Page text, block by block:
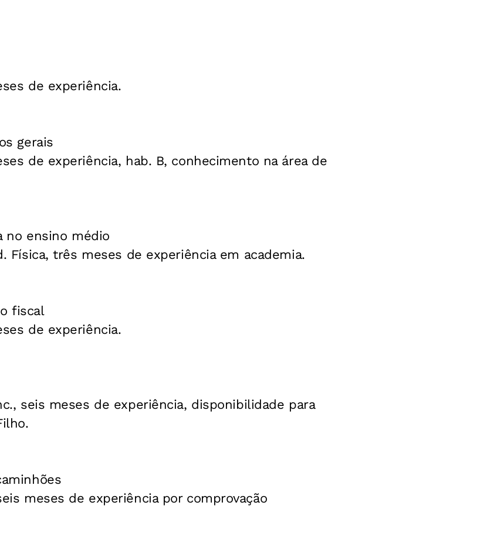
de experiência.
gerais
de experiência, hab. B, conhecimento na área de
no ensino médio
Física, três meses de experiência em academia.
fiscal
de experiência.
seis meses de experiência, disponibilidade para
meses de experiência por comprovação